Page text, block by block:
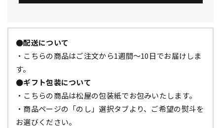
●配送について
・こちらの商品はご注文から1週間～10日でお届けしま
す。
●ギフト包装について
・こちらの商品は松屋の包装紙でお包みいたします。
・商品ページの「のし」選択タブより、ご希望の熨斗を
お選びください。